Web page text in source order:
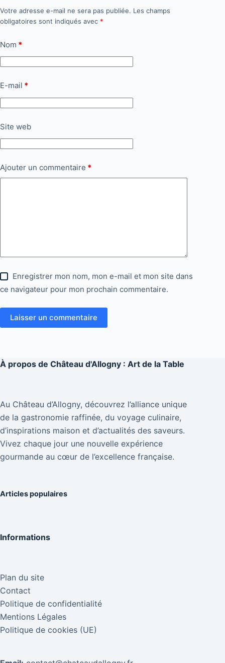
Votre adresse e-mail ne sera pas publiée. Les champs
obligatoires sont indiqués avec *
Nom *
E-mail *
Site web
Ajouter un commentaire *
Enregistrer mon nom, mon e-mail et mon site dans
ce navigateur pour mon prochain commentaire.
Laisser un commentaire
À propos de Château d'Allogny : Art de la Table
Au Château d’Allogny, découvrez l’alliance unique
de la gastronomie raffinée, du voyage culinaire,
d’inspirations maison et d’actualités des saveurs.
Vivez chaque jour une nouvelle expérience
gourmande au cœur de l’excellence française.
Articles populaires
Informations
Plan du site
Contact
Politique de confidentialité
Mentions Légales
Politique de cookies (UE)